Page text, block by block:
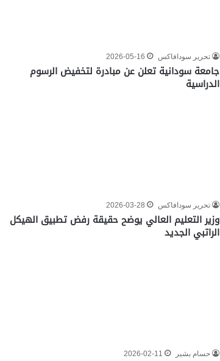
تحرير سودافاكس 2026-05-16
جامعة سودانية تعلن عن مبادرة لتخفيض الرسوم
الدراسية
تحرير سودافاكس 2026-03-28
وزير التعليم العالي يوضح حقيقة رفض تطبيق الهيكل
الراتبي الجديد
حسام بشير 2026-02-11